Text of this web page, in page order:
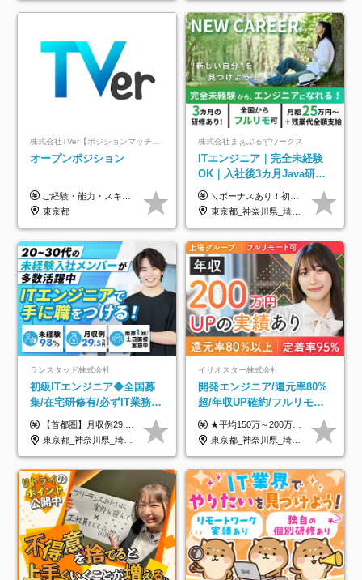
オープンポジション
ご経験・能力・スキル等により、当社基準にて優遇・相談のうえ決定いたします。
東京都
株式会社まぁぶるずワークス
ITエンジニア｜完全未経験
OK｜入社後3カ月Java研修
｜リモート率8割以上｜充実
のキャリア支援｜残業月10h
＼ボーナスあり！初年度から年収300万円以上／ ■月給25万円～35万円＋残業代全額支給＋各種手当＋賞与年1回 ◎経験・年齢・スキルなどを考慮し、できるだけ優遇します ◎試用期間中(3カ月)は契約社員で、月給21万円＋諸手当になります。 (試用期間中は残業が発生しません。その他の待遇に変更はありません) ----------------- ＼3つの評価軸！実力次第で早期収入アップ！／ 【1】スキル(IT理解、実装力、設計) 【2】実務力(現場評価、コミュ力、品質) 【3】姿勢(自走力、意欲、責任感) この3つの評価軸で、3カ月ごとに評価。社内グレードにより、給与が決まる明確な仕組みです。何ができれば給与が上がるのか分かりやすく、実力や努力次第で早期に収入を増やせます！ 【固定残業代について】 なし（残業代は、実際の労働時間に応じて別途全額支給）
東京都_神奈川県_埼玉県_千葉県_大阪府_愛知県_北海道_青森県_岩手県_宮城県_秋田県_山形県_福島県_茨城県_栃木県_群馬県_新潟県_山梨県_長野県_富山県_石川県_福井県_静岡県_岐阜県_三重県_兵庫県_京都府_滋賀県_奈良県_和歌山県_広島県_岡山県_鳥取県_島根県_山口県_徳島県_香川県_愛媛県_高知県_福岡県_熊本県_佐賀県_長崎県_大分県_宮崎県_鹿児島県_沖縄県
ランスタッド株式会社
初級ITエンジニア◆全国募
集/在宅研修有/必ずIT業務配
属/月収例29.5万円/Web面接
1回/SE
【首都圏】月収例29.5万円（月給26万円＋諸手当） 【東海・関西】月収例28.5万円（月給25万円＋諸手当） 【九州】月収例26万円（月給23万円＋諸手当） ※経験・スキル・前職給与を踏まえ、総合的に判断して決定します。 例：首都圏 月収例31万円（月給27万円＋諸手当） ◆各種手当 ・通勤手当（上限4万円まで） ・残業代手当（1分単位で全額支給） ※固定残業代制は採用しておりません ・深夜勤務手当 ・資格取得支援（ランクに応じてお祝い金1万円～10万円を支給） ◆昇給：年1回 ◆補足 ・研修中1ヶ月間は、時給1670円となります。 ・試用期間6ヶ月あり。その間の待遇に変更はありません。 ※詳細は面接時にご案内します。
東京都_神奈川県_埼玉県_千葉県_大阪府_愛知県_兵庫県_京都府_福岡県
イリオスター株式会社
開発エンジニア/還元率80%
超/年収UP確約/フルリモ
OK/年休130日/平均残業7h/
約2万件の案件から選択
★平均150万～200万円年収UPを実現！ ★前職給与を100％保証！ ★案件内容の開示・明確な評価体制あり ⇒クライアント評価で即昇給を実現したケースも◎ ★年12回（毎月昇給チャンスあり） ■月給35万円～103万円 ※経験・能力・前職給与を考慮し、決定 ※上記給与には月30時間分(6万6500円以上)の固定残業代が含まれます。超過分は手当として別途支給します ※試用期間3ヶ月あり(期間中の給与・待遇面に差異はありません) ▼収入アップの実例をご紹介 ───────────── ★働き方改革をした30代男性（PG） 子どもが生まれたばかりなのに、忙しい現場で残業も月50～60時間が当たり前。 ⇒残業ほぼゼロ＆週3リモートの働き方に！しかも給与もアップ！ ★収入アップした30代男性（PM） 子供が3人いて家計も苦しく、残業代で稼ぐ日々… ⇒残業をたくさんしていた年収額より、100万円以上アップしました！
東京都_神奈川県_埼玉県_千葉県_大阪府_愛知県_北海道_青森県_岩手県_宮城県_秋田県_山形県_福島県_茨城県_栃木県_群馬県_新潟県_山梨県_長野県_富山県_石川県_福井県_静岡県_岐阜県_三重県_兵庫県_京都府_滋賀県_奈良県_和歌山県_広島県_岡山県_鳥取県_島根県_山口県_徳島県_香川県_愛媛県_高知県_福岡県_熊本県_佐賀県_長崎県_大分県_宮崎県_鹿児島県_沖縄県